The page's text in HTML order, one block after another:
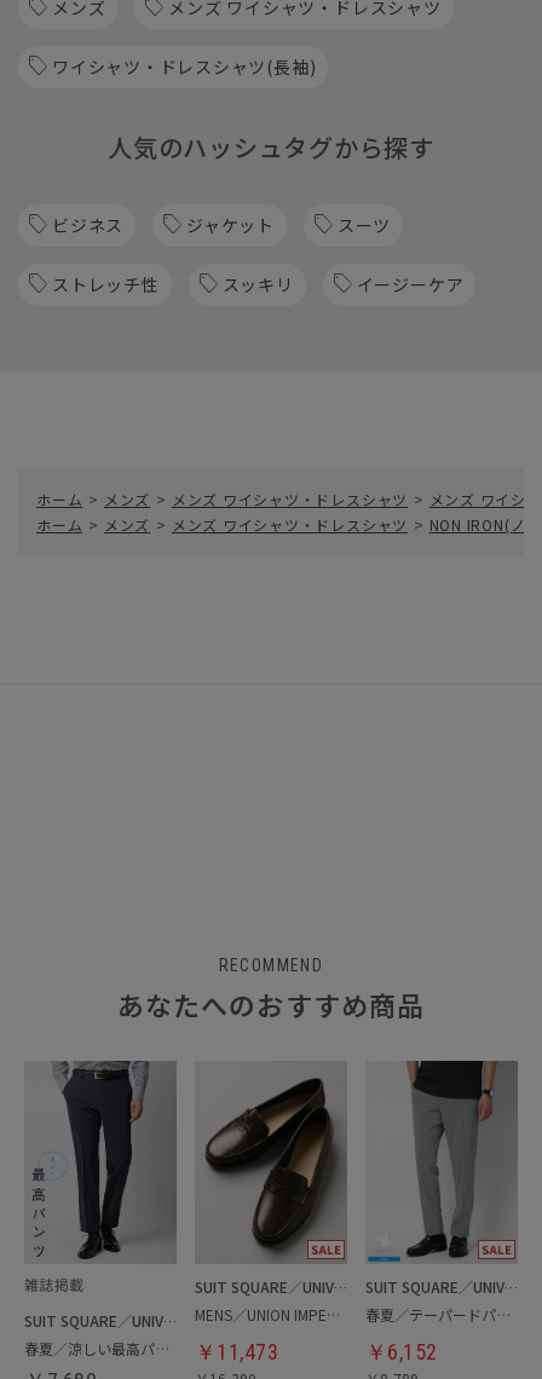
メンズ メンズ ワイシャツ・ドレスシャツ
ワイシャツ・ドレスシャツ(長袖)
人気のハッシュタグから探す
ビジネス ジャケット スーツ
ストレッチ性 スッキリ イージーケア
ホーム > メンズ > メンズ ワイシャツ・ドレスシャツ > メンズ ワイシ
ホーム > メンズ > メンズ ワイシャツ・ドレスシャツ > NON IRON(ノ
RECOMMEND
あなたへのおすすめ商品
SUIT SQUARE／UNIVERSAL LANGUAGE
春夏／涼しい最高パンツ
SUIT SQUARE／UNIVERSAL LANGUAGE
MENS／UNION IMPERIAL監修／コインローファー
￥ 11,473
SUIT SQUARE／UNIVERSAL LANGUAGE
春夏／テーパードパンツ
￥ 6,152